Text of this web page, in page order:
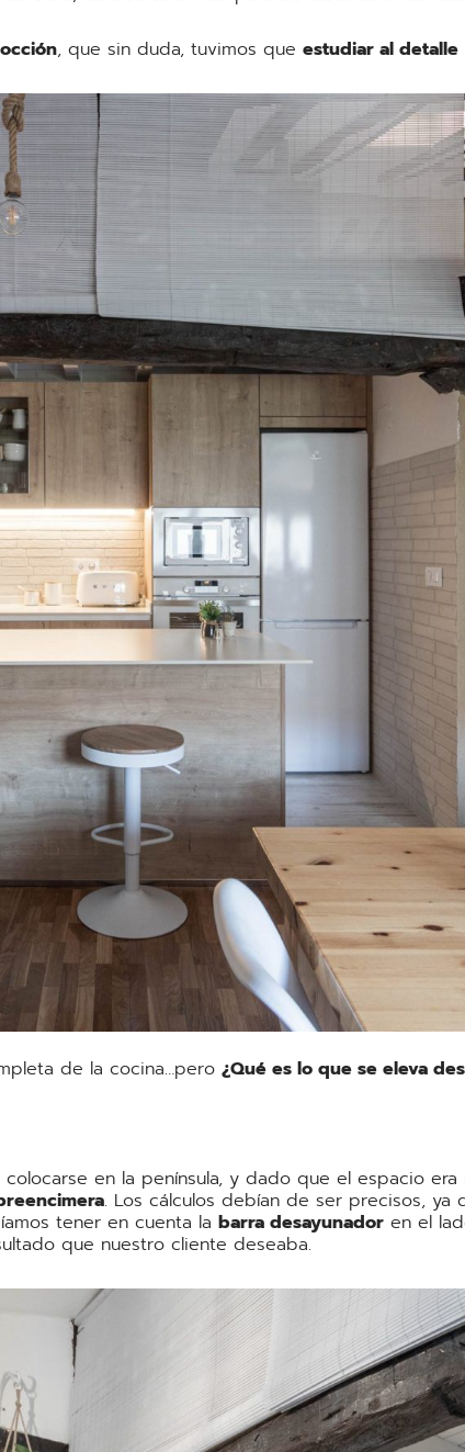
, que sin duda, tuvimos que estudiar al detalle
de la cocina…pero ¿Qué es lo que se eleva
en la península, y dado que el espacio
. Los cálculos debían de ser precisos,
tener en cuenta la barra desayunador en el
que nuestro cliente deseaba.